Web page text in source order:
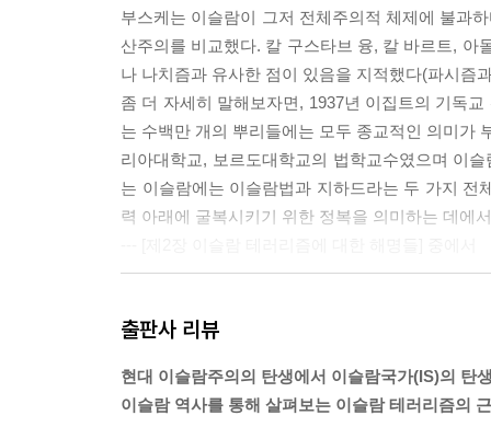
제18장 아민 알 후세이니와 나치
알 후세이니, 이슬람, 그리고 폭력 | 극단적 무슬림
제19장 사이드 쿠틉
핵심 사상 | 해결책: 지하드
제20장 무함마드 압드 알 살람 파라즈와 도외시된
이슬람 근본주의의 이념
제21장 압둘라 아잠과 무슬림 영토의 방어
예언자의 깃발 아래에 선 기사들
부스케는 이슬람이 그저 전체주의적 체제에 불과
산주의를 비교했다. 칼 구스타브 융, 칼 바르트, 아
나 나치즘과 유사한 점이 있음을 지적했다(파시즘
좀 더 자세히 말해보자면, 1937년 이집트의 기독
는 수백만 개의 뿌리들에는 모두 종교적인 의미가
리아대학교, 보르도대학교의 법학교수였으며 이
는 이슬람에는 이슬람법과 지하드라는 두 가지
력 아래에 굴복시키기 위한 정복을 의미하는 데에
다. 이 세계에서는 서구 세계의 다양한 세속 헌법
자들은 결코 하나님께 수락되지 않을 것이며, 내
종교이기 때문에, 이슬람을 따르지 않는 이들은
출판사 리뷰
현대 이슬람주의의 탄생에서 이슬람국가(IS)의 탄
이슬람 역사를 통해 살펴보는 이슬람 테러리즘의